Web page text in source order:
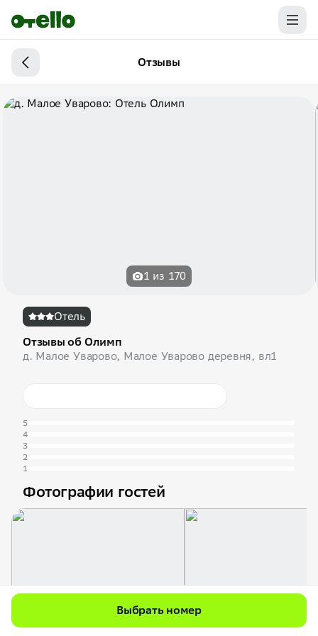
Отзывы
1 из 170
Отель
Отзывы об Олимп
д. Малое Уварово, Малое Уварово деревня, вл1
5
4
3
2
1
Фотографии гостей
Выбрать номер